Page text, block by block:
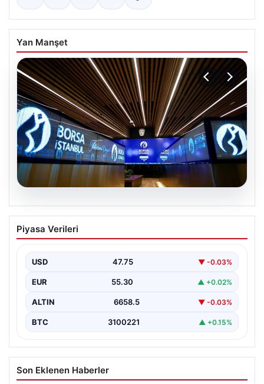
Yan Manşet
09.08.2026
Yatırım araçlarının haftalık performansı
nasıl oldu?
Piyasa Verileri
USD 47.75 ▼ -0.03%
EUR 55.30 ▲ +0.02%
ALTIN 6658.5 ▼ -0.03%
BTC 3100221 ▲ +0.15%
Son Eklenen Haberler